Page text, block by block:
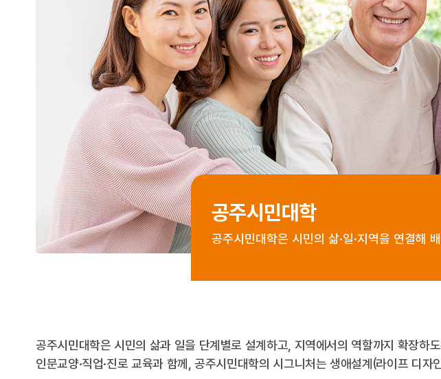
공주시민대학
공주시민대학은 시민의 삶·일·지역을 연결해
공주시민대학은 시민의 삶과 일을 단계별로 설계하고, 지역에서의 역할까지 확장하
인문교양·직업·진로 교육과 함께, 공주시민대학의 시그니처는 생애설계(라이프 디자